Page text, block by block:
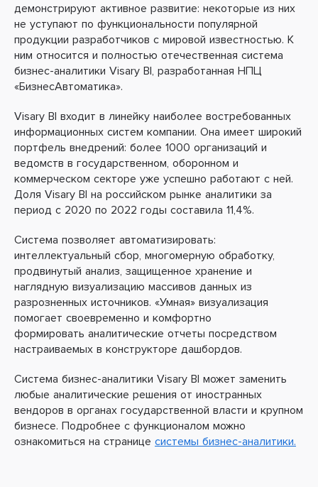
демонстрируют активное развитие: некоторые из них
не уступают по функциональности популярной
продукции разработчиков с мировой известностью. К
ним относится и полностью отечественная система
бизнес-аналитики Visary BI, разработанная НПЦ
«БизнесАвтоматика».
Visary BI входит в линейку наиболее востребованных
информационных систем компании. Она имеет широкий
портфель внедрений: более 1000 организаций и
ведомств в государственном, оборонном и
коммерческом секторе уже успешно работают с ней.
Доля Visary BI на российском рынке аналитики за
период с 2020 по 2022 годы составила 11,4%.
Система позволяет автоматизировать:
интеллектуальный сбор, многомерную обработку,
продвинутый анализ, защищенное хранение и
наглядную визуализацию массивов данных из
разрозненных источников. «Умная» визуализация
помогает своевременно и комфортно
формировать аналитические отчеты посредством
настраиваемых в конструкторе дашбордов.
Система бизнес-аналитики Visary BI может заменить
любые аналитические решения от иностранных
вендоров в органах государственной власти и крупном
бизнесе. Подробнее с функционалом можно
ознакомиться на странице системы бизнес-аналитики.